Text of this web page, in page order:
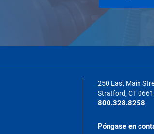
250 East Main
Stratford, CT
800.328.8258
Póngase en